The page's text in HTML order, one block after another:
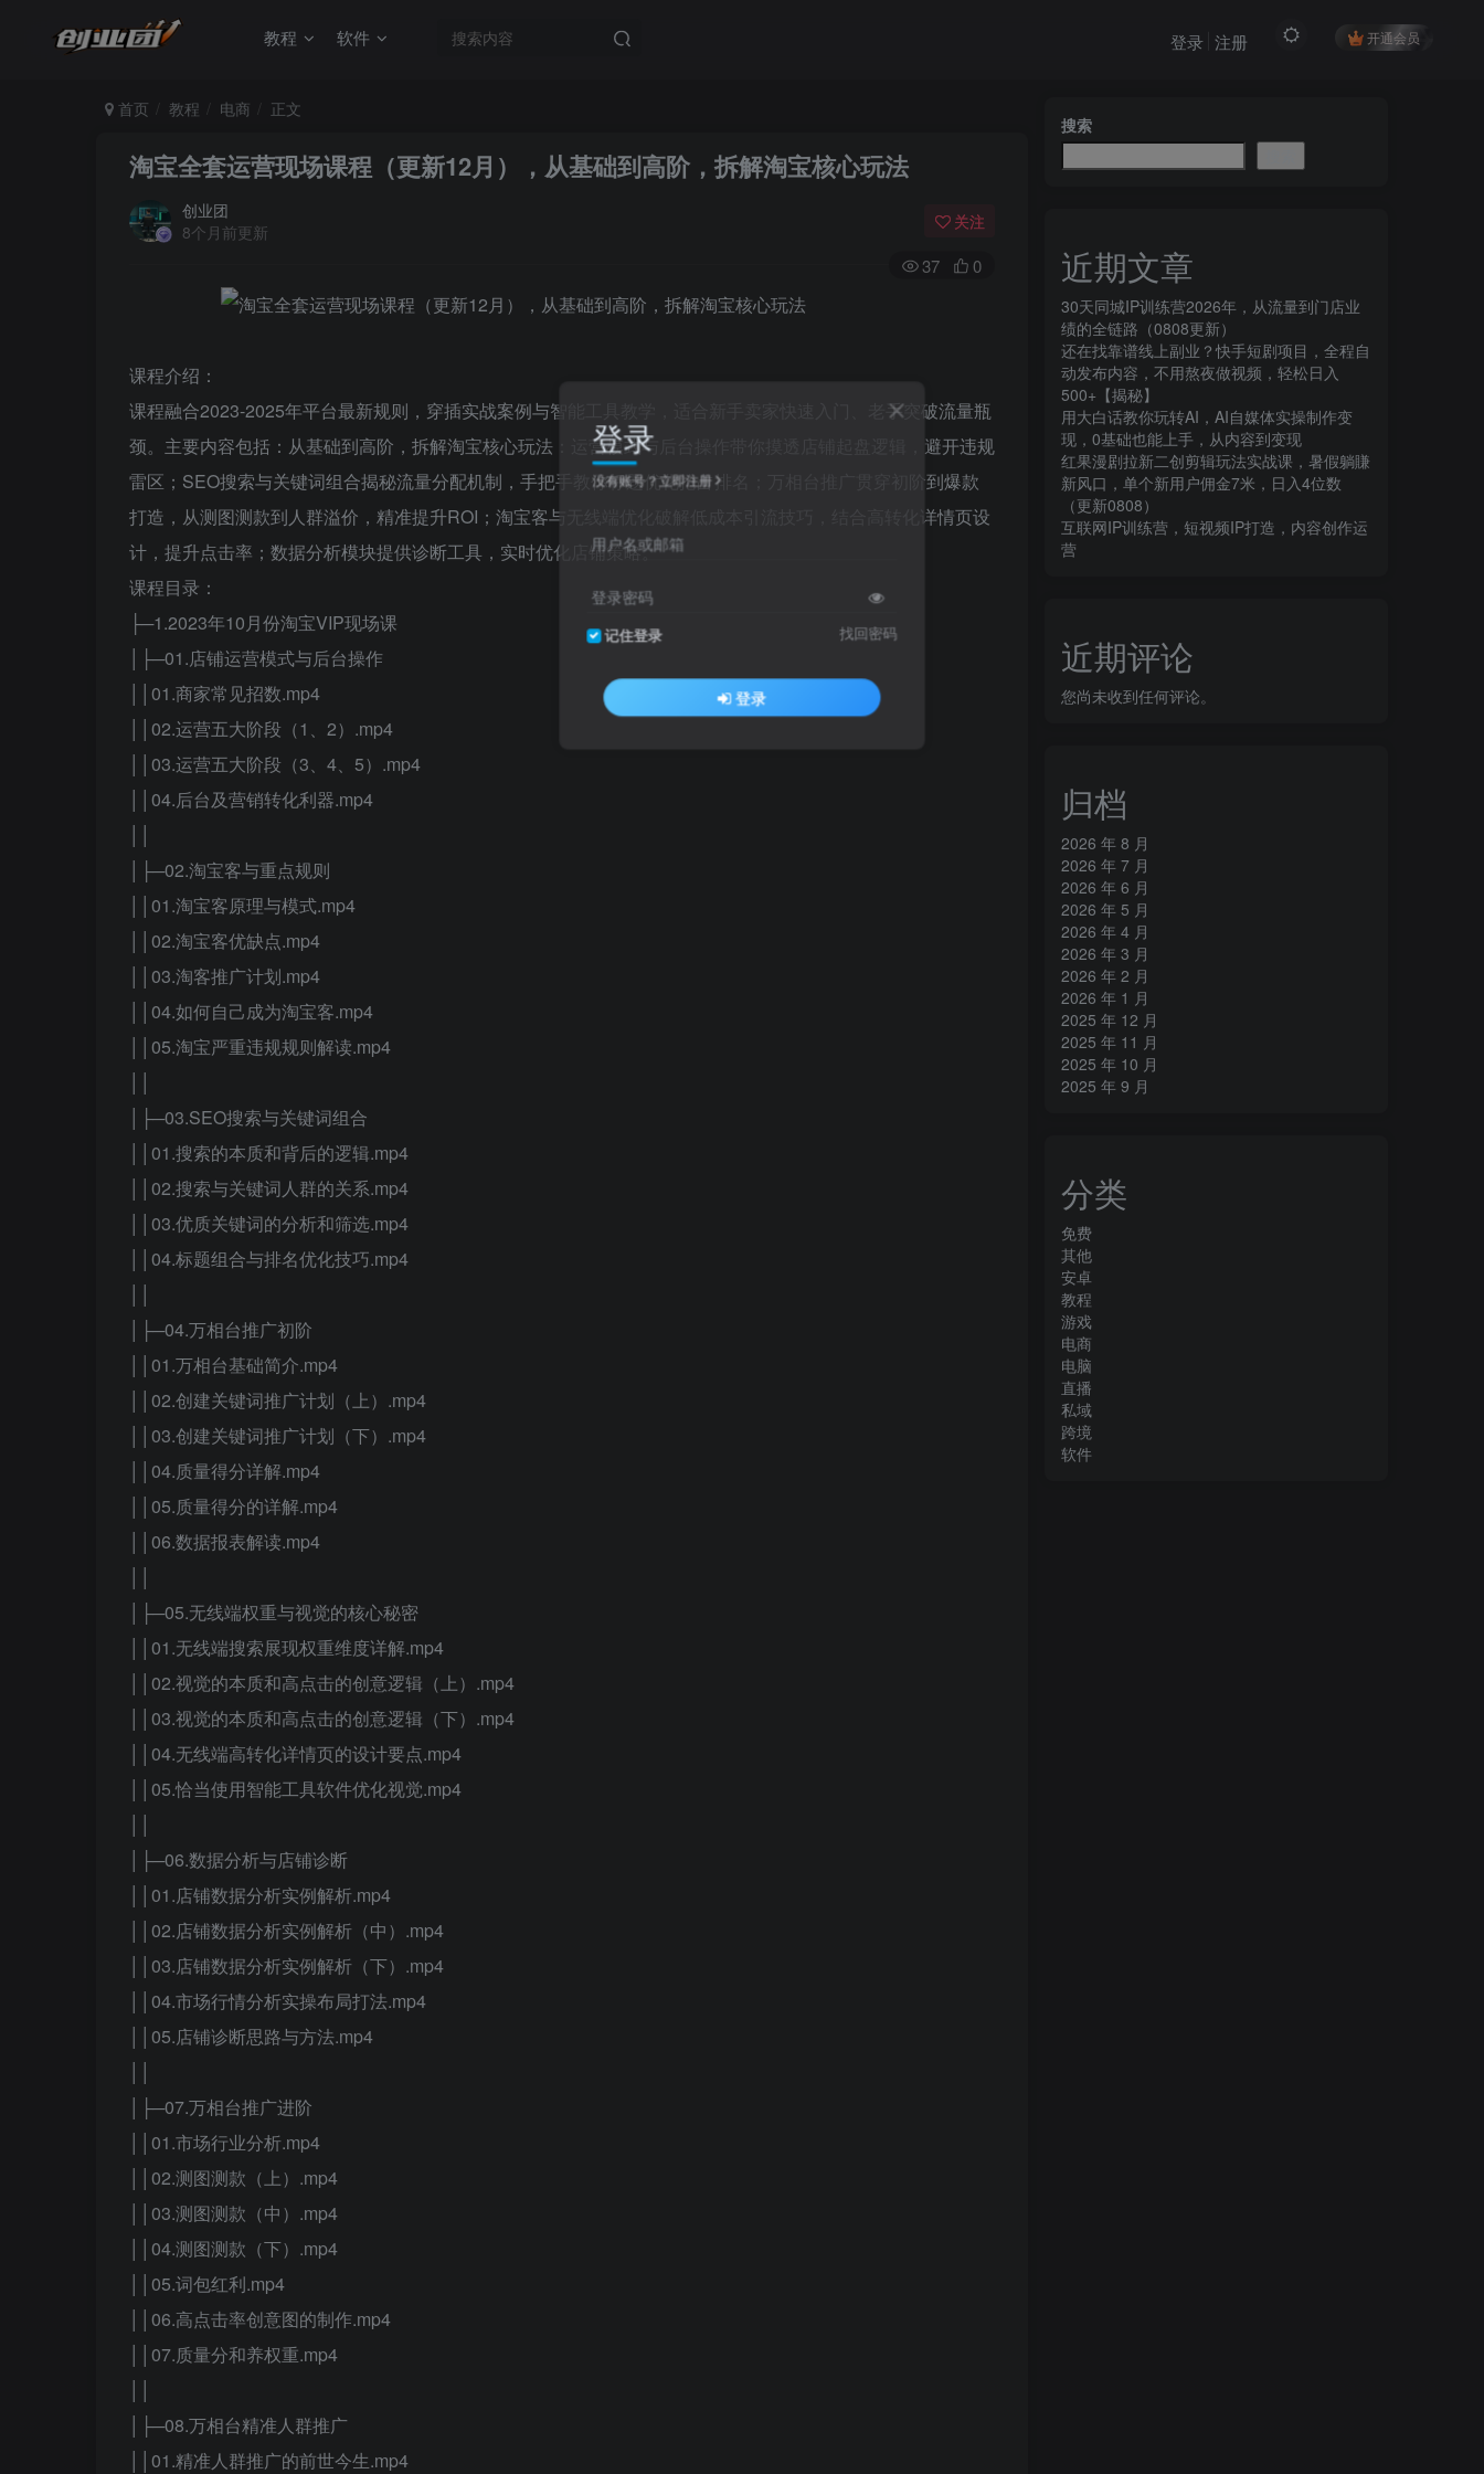
教程 软件 开通会员
登录 注册
首页 教程 电商 正文
淘宝全套运营现场课程（更新12月），从基础到高阶，拆解淘宝核心玩法
创业团
8个月前更新
关注
37 0
课程介绍：
课程融合2023-2025年平台最新规则，穿插实战案例与智能工具教学，适合新手卖家快速入门、老手突破流量瓶
颈。主要内容包括：从基础到高阶，拆解淘宝核心玩法：运营模式与后台操作带你摸透店铺起盘逻辑，避开违规
雷区；SEO搜索与关键词组合揭秘流量分配机制，手把手教你标题优化抢占排名；万相台推广贯穿初阶到爆款
打造，从测图测款到人群溢价，精准提升ROI；淘宝客与无线端优化破解低成本引流技巧，结合高转化详情页设
计，提升点击率；数据分析模块提供诊断工具，实时优化店铺策略。
课程目录：
├─1.2023年10月份淘宝VIP现场课
│├─01.店铺运营模式与后台操作
││01.商家常见招数.mp4
││02.运营五大阶段（1、2）.mp4
││03.运营五大阶段（3、4、5）.mp4
││04.后台及营销转化利器.mp4
│├─02.淘宝客与重点规则
││01.淘宝客原理与模式.mp4
││02.淘宝客优缺点.mp4
││03.淘客推广计划.mp4
││04.如何自己成为淘宝客.mp4
││05.淘宝严重违规规则解读.mp4
│├─03.SEO搜索与关键词组合
││01.搜索的本质和背后的逻辑.mp4
││02.搜索与关键词人群的关系.mp4
││03.优质关键词的分析和筛选.mp4
││04.标题组合与排名优化技巧.mp4
│├─04.万相台推广初阶
││01.万相台基础简介.mp4
││02.创建关键词推广计划（上）.mp4
││03.创建关键词推广计划（下）.mp4
││04.质量得分详解.mp4
││05.质量得分的详解.mp4
││06.数据报表解读.mp4
│├─05.无线端权重与视觉的核心秘密
││01.无线端搜索展现权重维度详解.mp4
││02.视觉的本质和高点击的创意逻辑（上）.mp4
││03.视觉的本质和高点击的创意逻辑（下）.mp4
││04.无线端高转化详情页的设计要点.mp4
││05.恰当使用智能工具软件优化视觉.mp4
│├─06.数据分析与店铺诊断
││01.店铺数据分析实例解析.mp4
││02.店铺数据分析实例解析（中）.mp4
││03.店铺数据分析实例解析（下）.mp4
││04.市场行情分析实操布局打法.mp4
││05.店铺诊断思路与方法.mp4
│├─07.万相台推广进阶
││01.市场行业分析.mp4
││02.测图测款（上）.mp4
││03.测图测款（中）.mp4
││04.测图测款（下）.mp4
││05.词包红利.mp4
││06.高点击率创意图的制作.mp4
││07.质量分和养权重.mp4
│├─08.万相台精准人群推广
││01.精准人群推广的前世今生.mp4
搜索
近期文章
30天同城IP训练营2026年，从流量到门店业
绩的全链路（0808更新）
还在找靠谱线上副业？快手短剧项目，全程自
动发布内容，不用熬夜做视频，轻松日入
500+【揭秘】
用大白话教你玩转AI，AI自媒体实操制作变
现，0基础也能上手，从内容到变现
红果漫剧拉新二创剪辑玩法实战课，暑假躺賺
新风口，单个新用户佣金7米，日入4位数
（更新0808）
互联网IP训练营，短视频IP打造，内容创作运
营
近期评论
您尚未收到任何评论。
归档
2026 年 8 月
2026 年 7 月
2026 年 6 月
2026 年 5 月
2026 年 4 月
2026 年 3 月
2026 年 2 月
2026 年 1 月
2025 年 12 月
2025 年 11 月
2025 年 10 月
2025 年 9 月
分类
免费
其他
安卓
教程
游戏
电商
电脑
直播
私域
跨境
软件
登录
没有账号？立即注册
用户名或邮箱
登录密码
记住登录 找回密码
登录